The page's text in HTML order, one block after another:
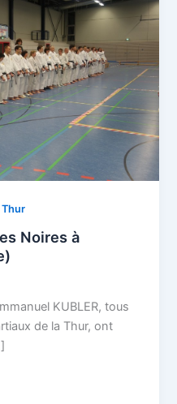
Thur
Noires à
KUBLER, tous
de la Thur, ont